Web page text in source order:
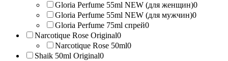
Gloria Perfume 55ml NEW (для женщин)0
Gloria Perfume 55ml NEW (для мужчин)0
Gloria Perfume 75ml спрей0
Narcotique Rose Original0
Narcotique Rose 50ml0
Shaik 50ml Original0